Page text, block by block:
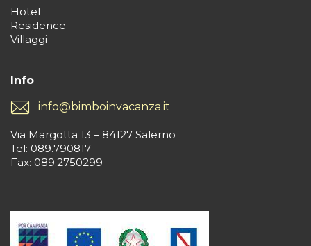
Hotel
Residence
Villaggi
Info
info@bimboinvacanza.it
Via Margotta 13 – 84127 Salerno
Tel: 089.790817
Fax: 089.2750299